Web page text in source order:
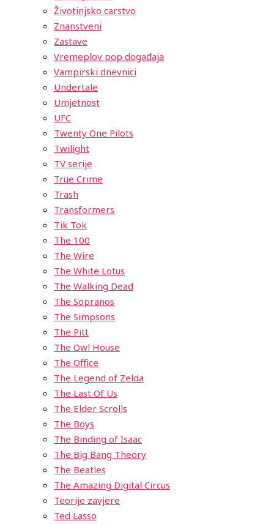
Životinjsko carstvo
Znanstveni
Zastave
Vremeplov pop događaja
Vampirski dnevnici
Undertale
Umjetnost
UFC
Twenty One Pilots
Twilight
TV serije
True Crime
Trash
Transformers
Tik Tok
The 100
The Wire
The White Lotus
The Walking Dead
The Sopranos
The Simpsons
The Pitt
The Owl House
The Office
The Legend of Zelda
The Last Of Us
The Elder Scrolls
The Boys
The Binding of Isaac
The Big Bang Theory
The Beatles
The Amazing Digital Circus
Teorije zavjere
Ted Lasso